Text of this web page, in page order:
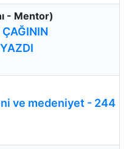
- Mentor)
ve medeniyet - 244